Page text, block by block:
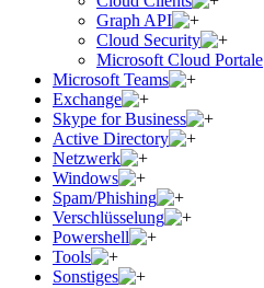
Graph API
Cloud Security
Microsoft Cloud Portale
Microsoft Teams
Exchange
Skype for Business
Active Directory
Netzwerk
Windows
Spam/Phishing
Verschlüsselung
Powershell
Tools
Sonstiges